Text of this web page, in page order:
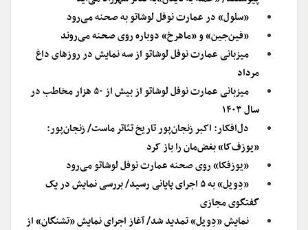
«سلول» در عمارت نوفل لوشاتو به صحنه می‌رود
«فین‌جین» و «ماهرخ» دوباره روی صحنه می‌روند
میزبانی عمارت نوفل لوشاتو از سه نمایش در روزهای داغ
مرداد
میزبانی عمارت نوفل لوشاتو از بیش از ۵۰ هزار مخاطب در
سال ۱۴۰۳
دل‌افکار: اکبر زنجان‌پور تاریخ تئاتر ماست/ زنجان‌پور:
«یوزف‌کا» بغض‌مان را باز کرد
«یوزفکا» روی صحنه عمارت نوفل لوشاتو می‌رود
«دِویل» به ۵ اجرای پایانی رسید/ بررسی نمایش در یک
گفتگوی مجازی
نمایش «دِویل» تمدید شد/ آغاز اجرای نمایش «تشنگان» از